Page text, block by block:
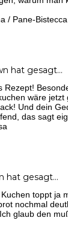
/ Pane-Bistecca
hat gesagt…
Rezept!
wäre jetzt
Und dein
das sagt
hat gesagt…
toppt ja
nochmal
glaub den